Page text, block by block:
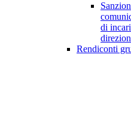
di
Rendiconti